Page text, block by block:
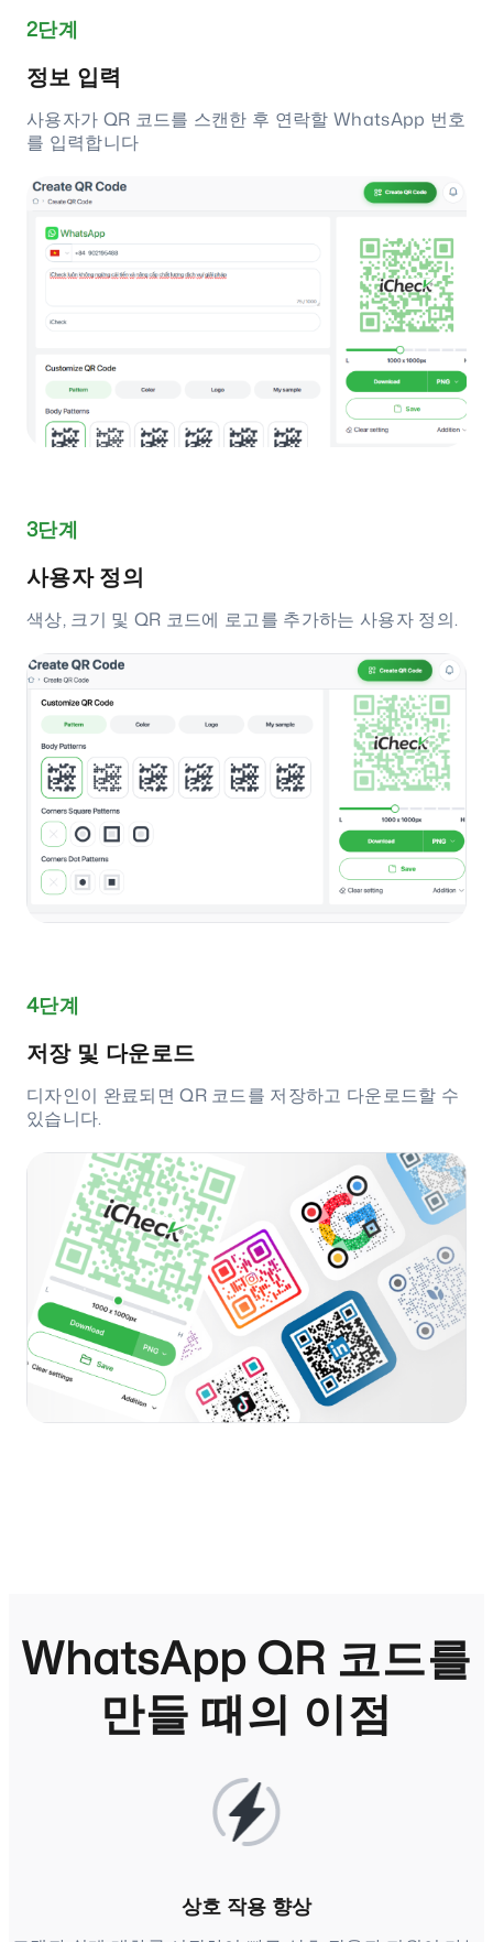
2단계
정보 입력
사용자가 QR 코드를 스캔한 후 연락할 WhatsApp 번호
를 입력합니다
3단계
사용자 정의
색상, 크기 및 QR 코드에 로고를 추가하는 사용자 정의.
4단계
저장 및 다운로드
디자인이 완료되면 QR 코드를 저장하고 다운로드할 수
있습니다.
WhatsApp QR 코드를
만들 때의 이점
상호 작용 향상